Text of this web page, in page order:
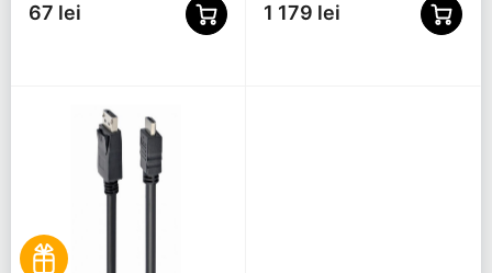
67 lei 1 179 lei